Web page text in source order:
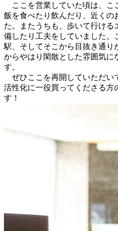
ここを営業していた頃は、こ
飯を食べたり飲んだり、近くの
た。またうちも、歩いて行け
備したり工夫をしていました。
駅、そしてそこから目抜き通り
からやはり閑散とした雰囲気に
す。
ぜひここを再開していただい
活性化に一役買ってくださる方
す！